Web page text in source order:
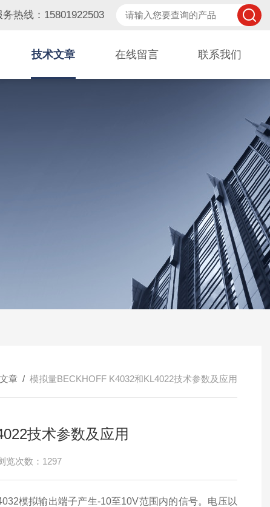
务热线：15801922503
技术文章 在线留言 联系我们
章 / 模拟量BECKHOFF K4032和KL4022技术参数及应用
技术参数及应用
览次数：1297
模拟输出端子产生-10至10V范围内的信号。电压以